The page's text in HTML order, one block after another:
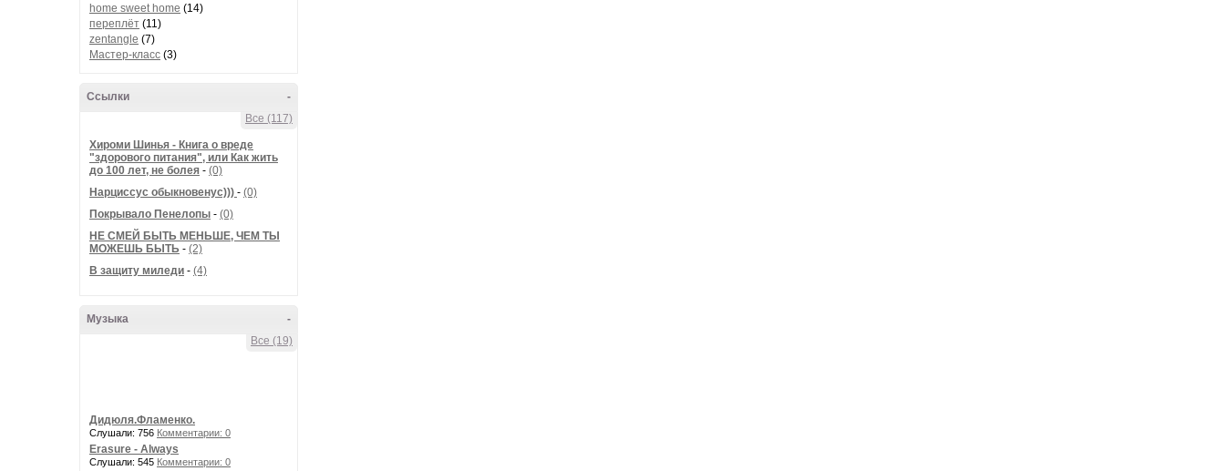
home sweet home (14)
переплёт (11)
zentangle (7)
Мастер-класс (3)
-
Ссылки
Все (117)
Хироми Шинья - Книга о вреде
"здорового питания", или Как жить
до 100 лет, не болея - (0)
Нарциссус обыкновенус))) - (0)
Покрывало Пенелопы - (0)
НЕ СМЕЙ БЫТЬ МЕНЬШЕ, ЧЕМ ТЫ
МОЖЕШЬ БЫТЬ - (2)
В защиту миледи - (4)
-
Музыка
Все (19)
Дидюля.Фламенко.
Слушали: 756 Комментарии: 0
Erasure - Always
Слушали: 545 Комментарии: 0